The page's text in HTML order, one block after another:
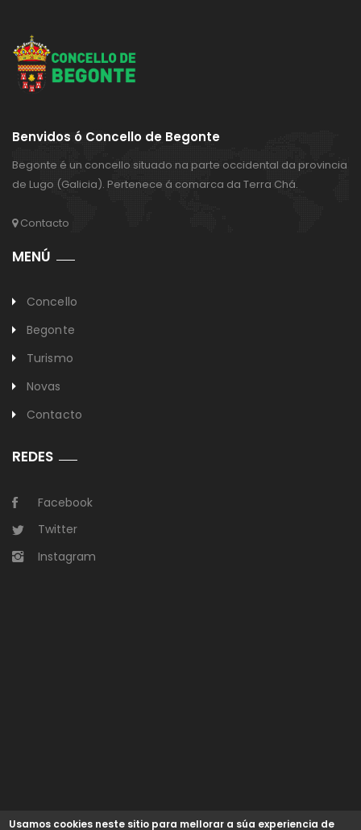
Benvidos ó Concello de Begonte
Begonte é un concello situado na parte occidental da provincia
de Lugo (Galicia). Pertenece á comarca da Terra Chá.
Contacto
MENÚ
Concello
Begonte
Turismo
Novas
Contacto
REDES
Facebook
Twitter
Instagram
Usamos cookies neste sitio para mellorar a súa experiencia de